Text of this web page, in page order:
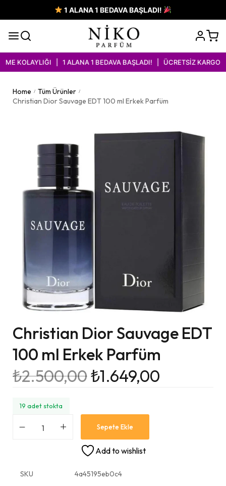
1 ALANA 1 BEDAVA BAŞLADI!
KOLAYLIĞI | 1 ALANA 1 BEDAVA BAŞLADI! | ÜCRETSİZ KARGO
Home / Tüm Ürünler /
Christian Dior Sauvage EDT 100 ml Erkek Parfüm
Christian Dior Sauvage EDT
100 ml Erkek Parfüm
₺2.500,00₺1.649,00
19 adet stokta
Sepete Ekle
Add to wishlist
SKU
4a45195eb0c4